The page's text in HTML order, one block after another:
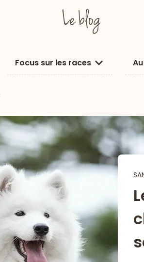
Focus sur les races